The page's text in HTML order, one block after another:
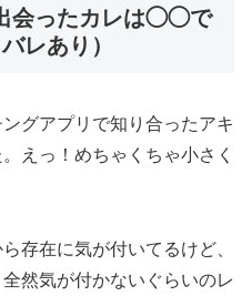
会ったカレは◯◯で
レあり）
グアプリで知り合ったアキ
えっ！めちゃくちゃ小さく
存在に気が付いてるけど、
然気が付かないぐらいのレ